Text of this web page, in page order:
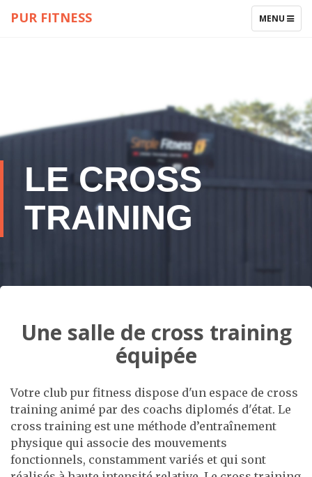
TOGGLE
MENU
PUR FITNESS
LE CROSS
TRAINING
Une salle de cross training
équipée
Votre club pur fitness dispose d'un espace de cross
training animé par des coachs diplomés d'état. Le
cross training est une méthode d’entraînement
physique qui associe des mouvements
fonctionnels, constamment variés et qui sont